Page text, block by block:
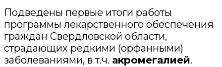
Подведены первые итоги работы
программы лекарственного обеспечения
граждан Свердловской области,
страдающих редкими (орфанными)
заболеваниями, в т.ч. акромегалией.